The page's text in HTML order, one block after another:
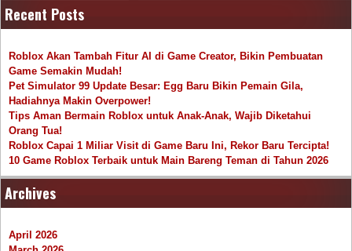
Recent Posts
Roblox Akan Tambah Fitur AI di Game Creator, Bikin Pembuatan
Game Semakin Mudah!
Pet Simulator 99 Update Besar: Egg Baru Bikin Pemain Gila,
Hadiahnya Makin Overpower!
Tips Aman Bermain Roblox untuk Anak-Anak, Wajib Diketahui
Orang Tua!
Roblox Capai 1 Miliar Visit di Game Baru Ini, Rekor Baru Tercipta!
10 Game Roblox Terbaik untuk Main Bareng Teman di Tahun 2026
Archives
April 2026